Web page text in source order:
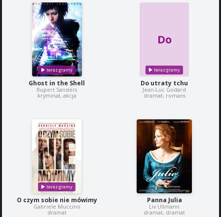
Ghost in the Shell
Rupert Sanders
kryminał, akcja
Do
Do utraty tchu
Jean-Luc Godard
dramat, romans
O czym sobie nie mówimy
Gabriele Muccino
dramat
Panna Julia
Liv Ullmann
dramat, dramat